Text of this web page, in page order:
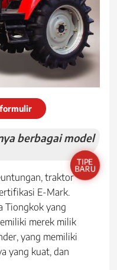
TIPE
BARU
berbagai model
traktor
E-Mark.
Tiongkok yang
merek milik
yang memiliki
yang kuat, dan